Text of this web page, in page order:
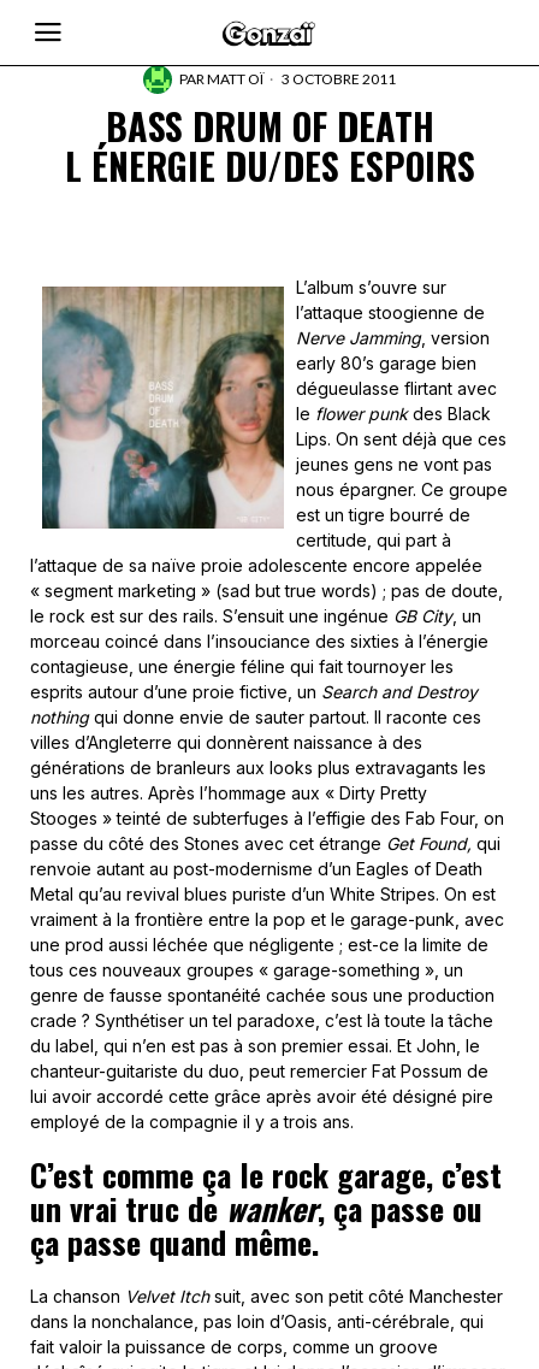
PARMATT OÏ 3 OCTOBRE 2011
BASS DRUM OF DEATH
L ÉNERGIE DU/DES ESPOIRS
L’album s’ouvre sur
l’attaque stoogienne de
Nerve Jamming, version
early 80’s garage bien
dégueulasse flirtant avec
le flower punkdes Black
Lips. On sent déjà que ces
jeunes gens ne vont pas
nous épargner. Ce groupe
est un tigre bourré de
certitude, qui part à
l’attaque de sa naïve proie adolescente encore appelée
« segment marketing » (sad but true words) ; pas de doute,
le rock est sur des rails. S’ensuit une ingénue GB City, un
morceau coincé dans l’insouciance des sixties à l’énergie
contagieuse, une énergie féline qui fait tournoyer les
esprits autour d’une proie fictive, un Search and Destroy
nothingqui donne envie de sauter partout. Il raconte ces
villes d’Angleterre qui donnèrent naissance à des
générations de branleurs aux looks plus extravagants les
uns les autres. Après l’hommage aux « Dirty Pretty
Stooges » teinté de subterfuges à l’effigie des Fab Four, on
passe du côté des Stones avec cet étrange Get Found, qui
renvoie autant au post-modernisme d’un Eagles of Death
Metal qu’au revival blues puriste d’un White Stripes. On est
vraiment à la frontière entre la pop et le garage-punk, avec
une prod aussi léchée que négligente ; est-ce la limite de
tous ces nouveaux groupes « garage-something », un
genre de fausse spontanéité cachée sous une production
crade ? Synthétiser un tel paradoxe, c’est là toute la tâche
du label, qui n’en est pas à son premier essai. Et John, le
chanteur-guitariste du duo, peut remercier Fat Possum de
lui avoir accordé cette grâce après avoir été désigné pire
employé de la compagnie il y a trois ans.
C’est comme ça le rock garage, c’est
un vrai truc de wanker, ça passe ou
ça passe quand même.
La chanson Velvet Itchsuit, avec son petit côté Manchester
dans la nonchalance, pas loin d’Oasis, anti-cérébrale, qui
fait valoir la puissance de corps, comme un groove